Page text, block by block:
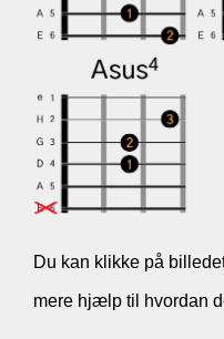
Du kan klikke på
mere hjælp til hvordan